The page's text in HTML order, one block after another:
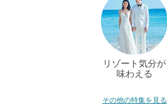
リゾート気分が
味わえる
その他の特集を見る